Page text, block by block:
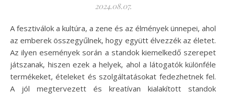
2024.08.07.
A fesztiválok a kultúra, a zene és az élmények ünnepei, ahol
az emberek összegyűlnek, hogy együtt élvezzék az életet.
Az ilyen események során a standok kiemelkedő szerepet
játszanak, hiszen ezek a helyek, ahol a látogatók különféle
termékeket, ételeket és szolgáltatásokat fedezhetnek fel.
A jól megtervezett és kreatívan kialakított standok